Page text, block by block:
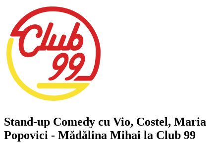
Stand-up Comedy cu Vio, Costel, Maria
Popovici - Mădălina Mihai la Club 99